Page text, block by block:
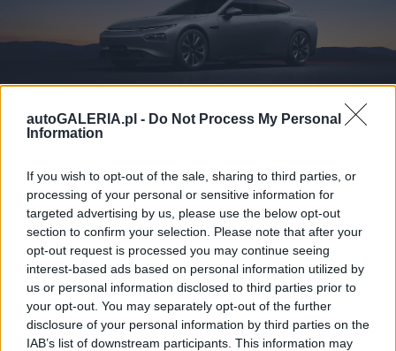
autoGALERIA.pl - Do Not Process My Personal
Information
If you wish to opt-out of the sale, sharing to third parties, or
processing of your personal or sensitive information for
targeted advertising by us, please use the below opt-out
section to confirm your selection. Please note that after your
opt-out request is processed you may continue seeing
interest-based ads based on personal information utilized by
us or personal information disclosed to third parties prior to
your opt-out. You may separately opt-out of the further
disclosure of your personal information by third parties on the
IAB’s list of downstream participants. This information may
Xpeng G9 jest jeszcze ciekawszy
Znajdziemy w nim nie tylko instalację 800V, która
zapewnia bardzo szybkie ładowanie, ale też
nowoczesny akumulator wykorzystujący węglik
krzemu.